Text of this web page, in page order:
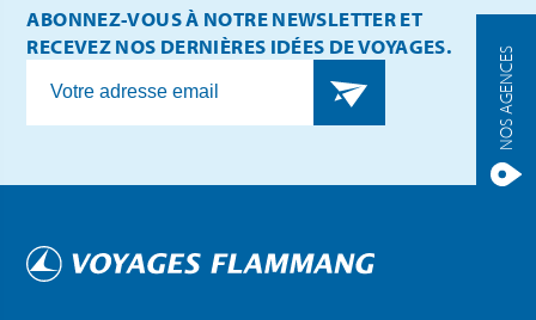
NOS AGENCES
ABONNEZ-VOUS À NOTRE NEWSLETTER ET
RECEVEZ NOS DERNIÈRES IDÉES DE VOYAGES.